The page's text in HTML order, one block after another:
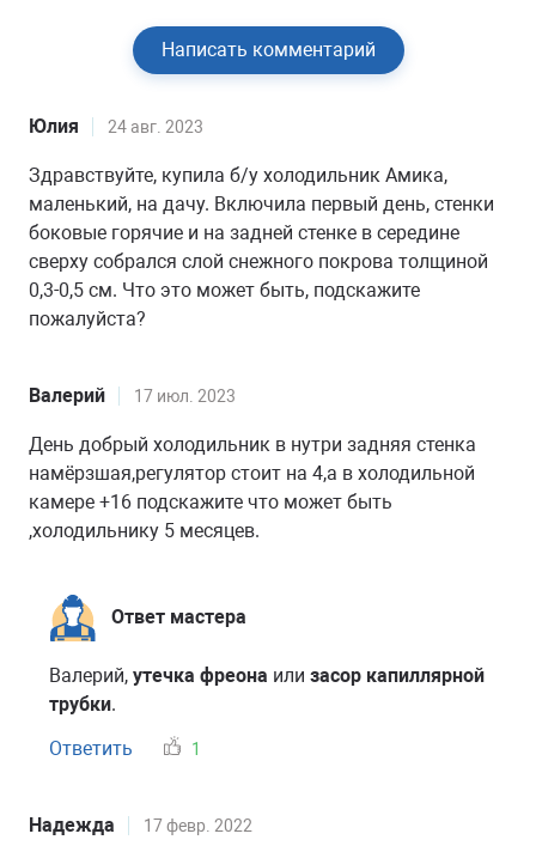
Написать комментарий
Юлия 24 авг. 2023
Здравствуйте, купила б/у холодильник Амика,
маленький, на дачу. Включила первый день, стенки
боковые горячие и на задней стенке в середине
сверху собрался слой снежного покрова толщиной
0,3-0,5 см. Что это может быть, подскажите
пожалуйста?
Валерий 17 июл. 2023
День добрый холодильник в нутри задняя стенка
намёрзшая,регулятор стоит на 4,а в холодильной
камере +16 подскажите что может быть
,холодильнику 5 месяцев.
Ответ мастера
Валерий, утечка фреона или засор капиллярной
трубки.
Ответить
1
Надежда 17 февр. 2022